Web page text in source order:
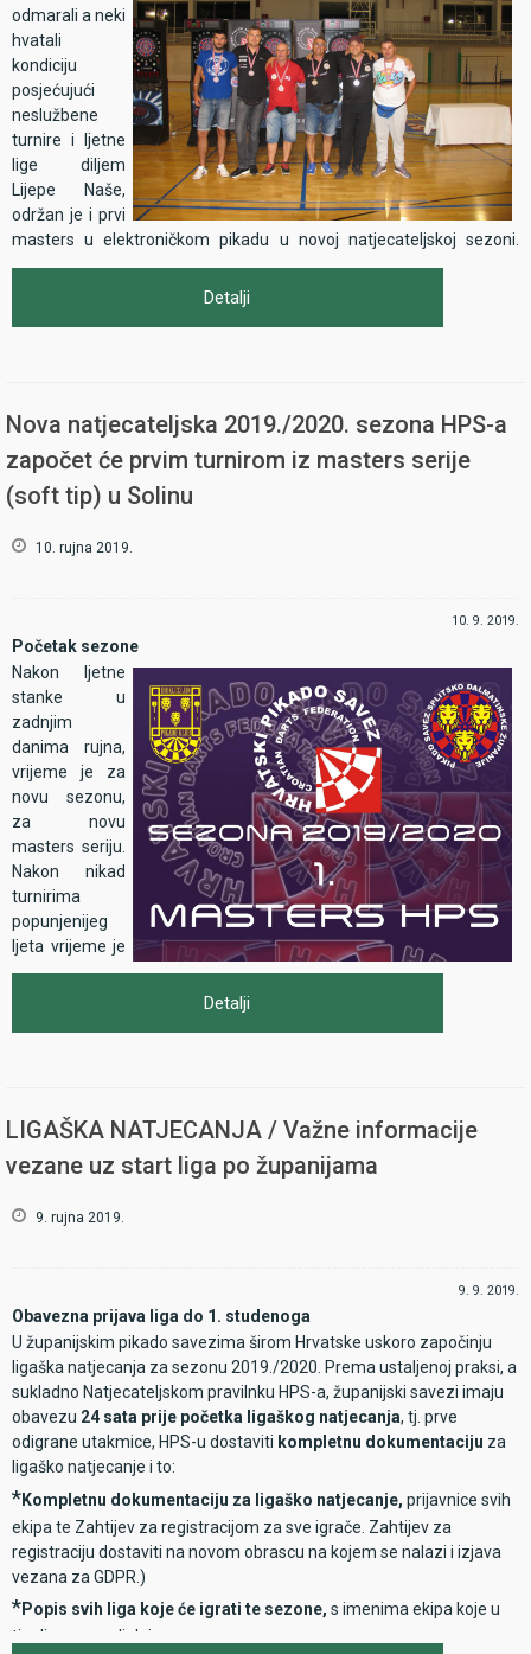
odmarali a neki
hvatali
kondiciju
posjećujući
neslužbene
turnire i ljetne
lige diljem
Lijepe Naše,
održan je i prvi
masters u elektroničkom pikadu u novoj natjecateljskoj sezoni.
Natjecanje se održavalo u subotu 28. rujna u Solinu, u sportskoj
dvorani Arapovac, na adresi Hrvatskih branitelja 12.
natjecateljicu kod dama.
Detalji
Nova natjecateljska 2019./2020. sezona HPS-a
započet će prvim turnirom iz masters serije
(soft tip) u Solinu
10. rujna 2019.
10. 9. 2019.
Početak sezone
Nakon ljetne
stanke u
zadnjim
danima rujna,
vrijeme je za
novu sezonu,
za novu
masters seriju.
Nakon nikad
turnirima
popunjenijeg
ljeta vrijeme je
da se vidi tko je
formu jer za
točno tri tjedna
HPS, uz
PS Splitsko-dalmatinske županije, organizira 1. masters iz serije
Po ustaljenom običaju kreće se s cricketom, nastavlja sa
pojedinačnim disciplinama 501 po kategorijama (A kategorija - 501
double out, B kategorija i dame - 501 master out, C kategorija i
juniori - 501 single out, te na kraju parovima - 501 master out).
Hrvatski pikado savez želi svima dobru igru i mnogo sportske sreće.
Podsjećamo još jednom da je uvjet za nastup u kvalifikacijama za
Pojedinačno državno PH 21. - 22. ožujka 2020. barem jedan odigrani
masters.
Detalji
LIGAŠKA NATJECANJA / Važne informacije
vezane uz start liga po županijama
9. rujna 2019.
9. 9. 2019.
Obavezna prijava liga do 1. studenoga
U županijskim pikado savezima širom Hrvatske uskoro započinju
ligaška natjecanja za sezonu 2019./2020. Prema ustaljenoj praksi, a
sukladno Natjecateljskom pravilnku HPS-a, županijski savezi imaju
obavezu 24 sata prije početka ligaškog natjecanja, tj. prve
odigrane utakmice, HPS-u dostaviti kompletnu dokumentaciju za
ligaško natjecanje i to:
*Kompletnu dokumentaciju za ligaško natjecanje, prijavnice svih
ekipa te Zahtijev za registracijom za sve igrače. Zahtijev za
registraciju dostaviti na novom obrascu na kojem se nalazi i izjava
vezana za GDPR.)
*Popis svih liga koje će igrati te sezone, s imenima ekipa koje u
tim ligama sudjeluju